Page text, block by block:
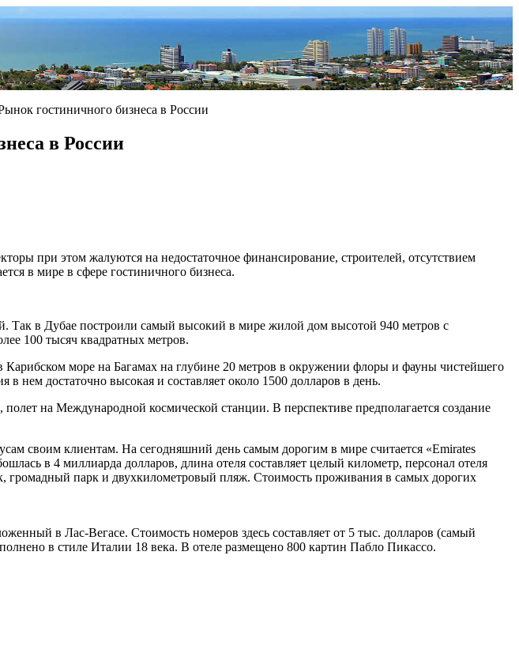
гостиничного бизнеса в России
в России
при этом жалуются на недостаточное финансирование, строителей, отсутствием
в мире в сфере гостиничного бизнеса.
Так в Дубае построили самый высокий в мире жилой дом высотой 940 метров с
100 тысяч квадратных метров.
Карибском море на Багамах на глубине 20 метров в окружении флоры и фауны чистейшего
нем достаточно высокая и составляет около 1500 долларов в день.
на Международной космической станции. В перспективе предполагается создание
своим клиентам. На сегодняшний день самым дорогим в мире считается «Emirates
в 4 миллиарда долларов, длина отеля составляет целый километр, персонал отеля
громадный парк и двухкилометровый пляж. Стоимость проживания в самых дорогих
в Лас-Вегасе. Стоимость номеров здесь составляет от 5 тыс. долларов (самый
в стиле Италии 18 века. В отеле размещено 800 картин Пабло Пикассо.